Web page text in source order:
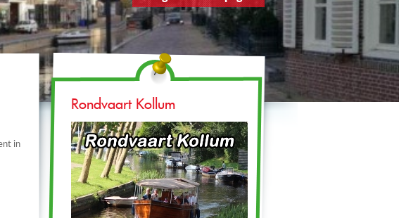
in
Rondvaart Kollum